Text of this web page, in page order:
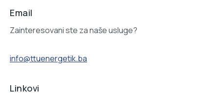
Email
Zainteresovani ste za naše usluge?
info@ttuenergetik.ba
Linkovi